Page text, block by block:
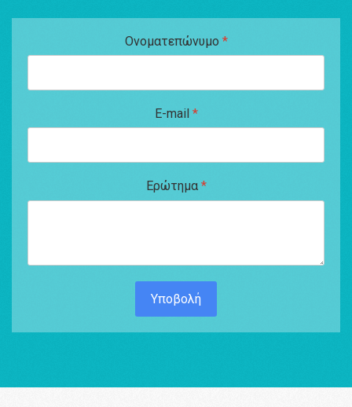
Ονοματεπώνυμο *
E-mail *
Ερώτημα *
Υποβολή